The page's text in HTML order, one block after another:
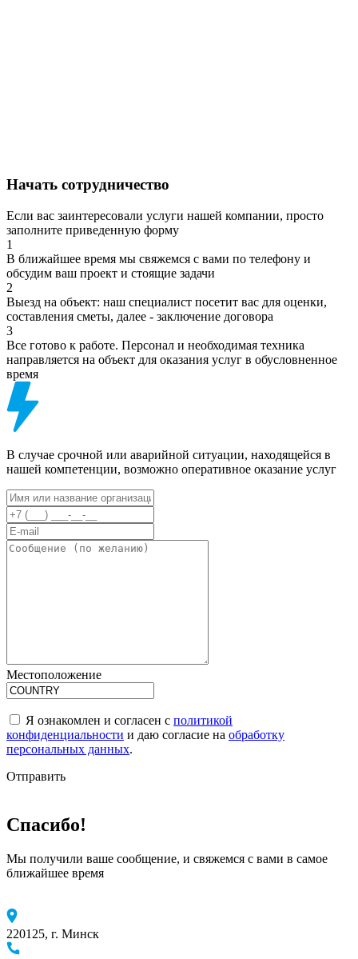
Начать сотрудничество
Если вас заинтересовали услуги нашей компании, просто
заполните приведенную форму
1
В ближайшее время мы свяжемся с вами по телефону и
обсудим ваш проект и стоящие задачи
2
Выезд на объект: наш специалист посетит вас для оценки,
составления сметы, далее - заключение договора
3
Все готово к работе. Персонал и необходимая техника
направляется на объект для оказания услуг в обусловненное
время
В случае срочной или аварийной ситуации, находящейся в
нашей компетенции, возможно оперативное оказание услуг
Местоположение
Я ознакомлен и согласен с политикой
конфиденциальности и даю согласие на обработку
персональных данных.
Отправить
Спасибо!
Мы получили ваше сообщение, и свяжемся с вами в самое
ближайшее время
220125, г. Минск